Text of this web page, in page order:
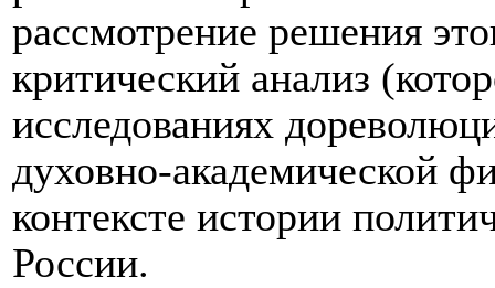
рассмотрение решения
критический анализ
исследованиях
духовно-академической
контексте истории
России.